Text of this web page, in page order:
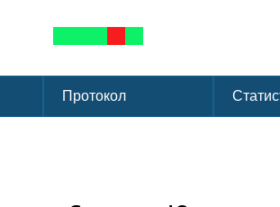
Протокол